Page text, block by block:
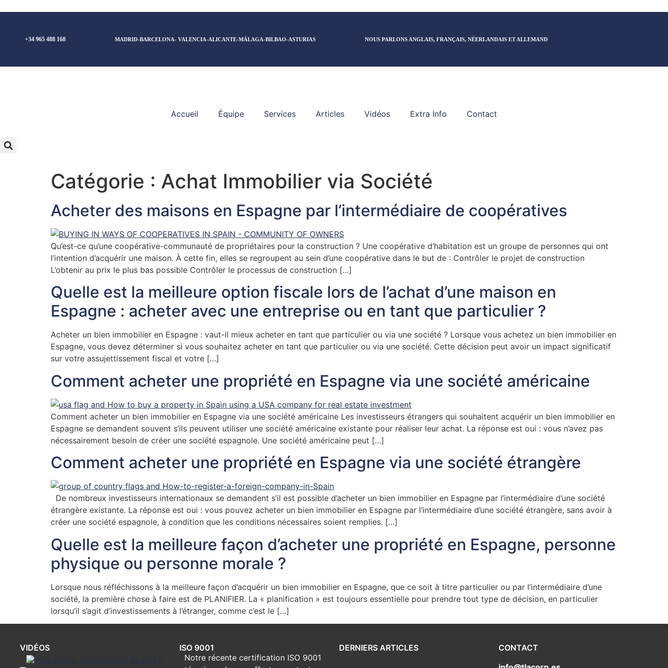
+34 965 488 168 MADRID-BARCELONA- VALENCIA-ALICANTE-MÁLAGA-BILBAO-ASTURIAS NOUS PARLONS ANGLAIS, FRANÇAIS, NÉERLANDAIS ET ALLEMAND
Accueil Équipe Services Articles Vidéos Extra Info Contact
Catégorie : Achat Immobilier via Société
Acheter des maisons en Espagne par l’intermédiaire de coopératives
Qu’est-ce qu’une coopérative-communauté de propriétaires pour la construction ? Une coopérative d’habitation est un groupe de personnes qui ont
l’intention d’acquérir une maison. À cette fin, elles se regroupent au sein d’une coopérative dans le but de : Contrôler le projet de construction
L’obtenir au prix le plus bas possible Contrôler le processus de construction […]
Quelle est la meilleure option fiscale lors de l’achat d’une maison en
Espagne : acheter avec une entreprise ou en tant que particulier ?
Acheter un bien immobilier en Espagne : vaut-il mieux acheter en tant que particulier ou via une société ? Lorsque vous achetez un bien immobilier en
Espagne, vous devez déterminer si vous souhaitez acheter en tant que particulier ou via une société. Cette décision peut avoir un impact significatif
sur votre assujettissement fiscal et votre […]
Comment acheter une propriété en Espagne via une société américaine
Comment acheter un bien immobilier en Espagne via une société américaine Les investisseurs étrangers qui souhaitent acquérir un bien immobilier en
Espagne se demandent souvent s’ils peuvent utiliser une société américaine existante pour réaliser leur achat. La réponse est oui : vous n’avez pas
nécessairement besoin de créer une société espagnole. Une société américaine peut […]
Comment acheter une propriété en Espagne via une société étrangère
De nombreux investisseurs internationaux se demandent s’il est possible d’acheter un bien immobilier en Espagne par l’intermédiaire d’une société
étrangère existante. La réponse est oui : vous pouvez acheter un bien immobilier en Espagne par l’intermédiaire d’une société étrangère, sans avoir à
créer une société espagnole, à condition que les conditions nécessaires soient remplies. […]
Quelle est la meilleure façon d’acheter une propriété en Espagne, personne
physique ou personne morale ?
Lorsque nous réfléchissons à la meilleure façon d’acquérir un bien immobilier en Espagne, que ce soit à titre particulier ou par l’intermédiaire d’une
société, la première chose à faire est de PLANIFIER. La « planification » est toujours essentielle pour prendre tout type de décision, en particulier
lorsqu’il s’agit d’investissements à l’étranger, comme c’est le […]
VIDÉOS
ISO 9001
Notre récente certification ISO 9001
DERNIERS ARTICLES
CONTACT